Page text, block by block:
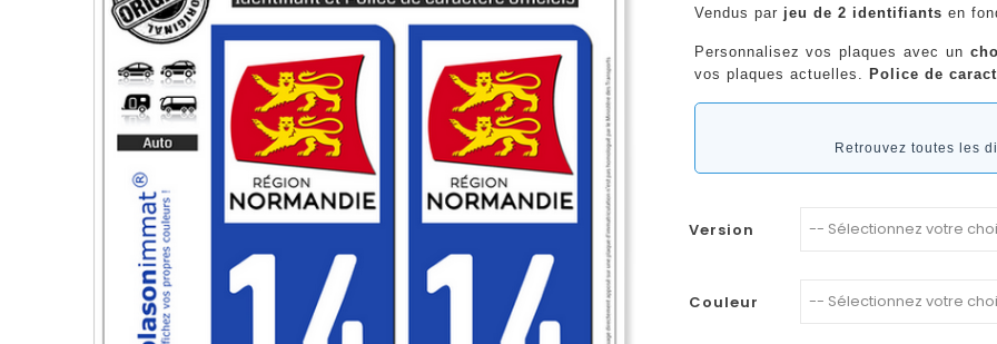
Vendus par jeu de 2 identifiants en
Personnalisez vos plaques avec un
vos plaques actuelles.
Police de
Retrouvez toutes les
Version
Couleur